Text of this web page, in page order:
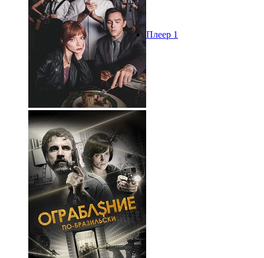
Плеер 1